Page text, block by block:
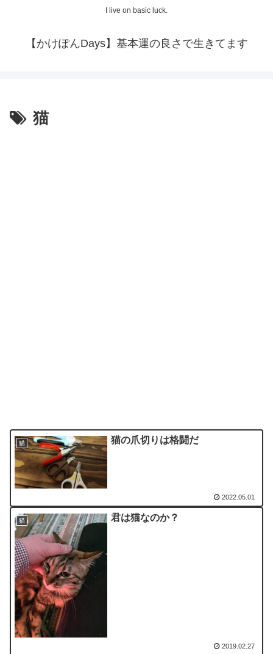
I live on basic luck.
【かけぽんDays】基本運の良さで生きてます
猫
猫 猫の爪切りは格闘だ
2022.05.01
猫 君は猫なのか？
2019.02.27